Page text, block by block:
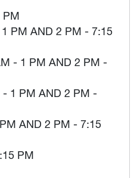
PM
1 PM AND 2 PM - 7:15
- 1 PM AND 2 PM -
- 1 PM AND 2 PM -
AND 2 PM - 7:15
PM